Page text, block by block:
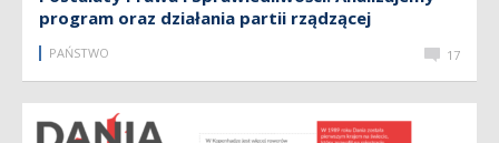
program oraz działania partii rządzącej
PAŃSTWO 17